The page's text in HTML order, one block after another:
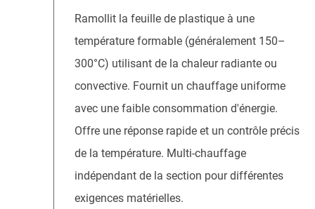
Ramollit la feuille de plastique à une
température formable (généralement 150–
300°C) utilisant de la chaleur radiante ou
convective. Fournit un chauffage uniforme
avec une faible consommation d'énergie.
Offre une réponse rapide et un contrôle précis
de la température. Multi-chauffage
indépendant de la section pour différentes
exigences matérielles.